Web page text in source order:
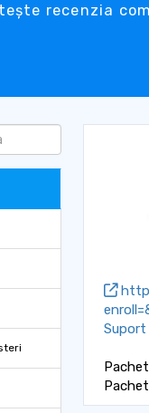
recenzia
Suport